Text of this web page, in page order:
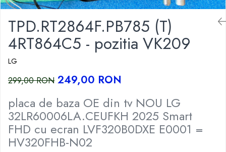
TPD.RT2864F.PB785 (T)
4RT864C5 - pozitia VK209
LG
299,00 RON 249,00 RON
placa de baza OE din tv NOU LG
32LR60006LA.CEUFKH 2025 Smart
FHD cu ecran LVF320B0DXE E0001 =
HV320FHB-N02